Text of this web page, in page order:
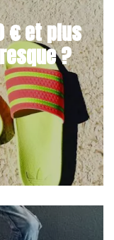
€ et plus
?